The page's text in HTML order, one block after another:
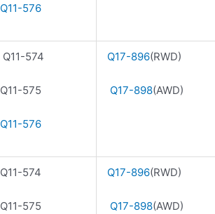
Q11-576
Q11-574
Q11-575
Q11-576
Q17-896(RWD)
Q17-898(AWD)
Q11-574
Q11-575
Q17-896(RWD)
Q17-898(AWD)